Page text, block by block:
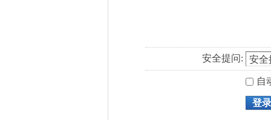
安全提问:
自
登录